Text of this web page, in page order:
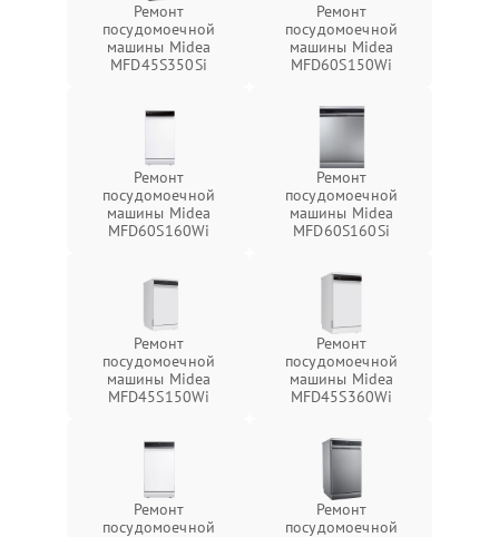
Ремонт
посудомоечной
машины Midea
MFD45S350Si
Ремонт
посудомоечной
машины Midea
MFD60S150Wi
Ремонт
посудомоечной
машины Midea
MFD60S160Wi
Ремонт
посудомоечной
машины Midea
MFD60S160Si
Ремонт
посудомоечной
машины Midea
MFD45S150Wi
Ремонт
посудомоечной
машины Midea
MFD45S360Wi
Ремонт
посудомоечной
Ремонт
посудомоечной